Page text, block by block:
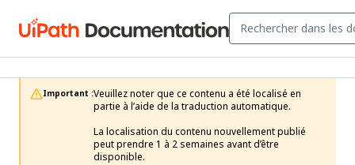
Important :Veuillez noter que ce contenu a été localisé en
partie à l’aide de la traduction automatique.
La localisation du contenu nouvellement publié
peut prendre 1 à 2 semaines avant d’être
disponible.